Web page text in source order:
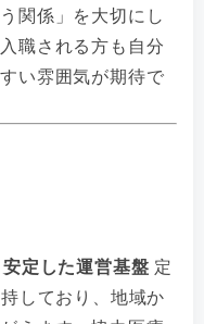
関係」を大切にし
職される方も自分
い雰囲気が期待で
定した運営基盤 定
しており、地域か